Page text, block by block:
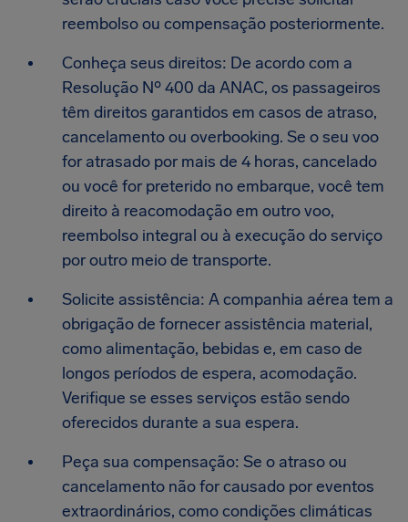
reembolso ou compensação posteriormente.
Conheça seus direitos: De acordo com a
Resolução Nº 400 da ANAC, os passageiros
têm direitos garantidos em casos de atraso,
cancelamento ou overbooking. Se o seu voo
for atrasado por mais de 4 horas, cancelado
ou você for preterido no embarque, você tem
direito à reacomodação em outro voo,
reembolso integral ou à execução do serviço
por outro meio de transporte.
Solicite assistência: A companhia aérea tem a
obrigação de fornecer assistência material,
como alimentação, bebidas e, em caso de
longos períodos de espera, acomodação.
Verifique se esses serviços estão sendo
oferecidos durante a sua espera.
Peça sua compensação: Se o atraso ou
cancelamento não for causado por eventos
extraordinários, como condições climáticas